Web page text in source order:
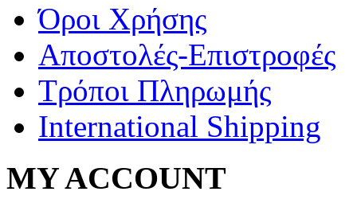
Όροι Χρήσης
Αποστολές-Επιστροφές
Τρόποι Πληρωμής
International Shipping
MY ACCOUNT